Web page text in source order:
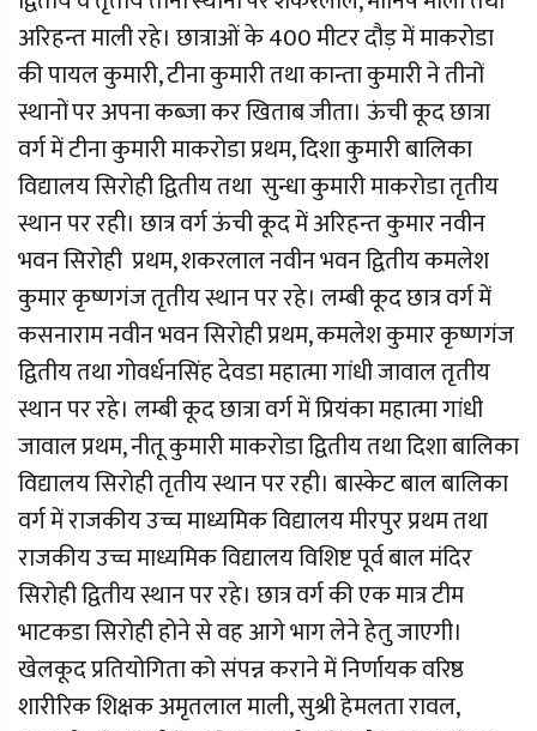
अरिहन्त माली रहे। छात्राओं के 400 मीटर दौड़ में माकरोडा
की पायल कुमारी, टीना कुमारी तथा कान्ता कुमारी ने तीनों
स्थानों पर अपना कब्जा कर खिताब जीता। ऊंची कूद छात्रा
वर्ग में टीना कुमारी माकरोडा प्रथम, दिशा कुमारी बालिका
विद्यालय सिरोही द्वितीय तथा सुन्धा कुमारी माकरोडा तृतीय
स्थान पर रही। छात्र वर्ग ऊंची कूद में अरिहन्त कुमार नवीन
भवन सिरोही प्रथम, शकरलाल नवीन भवन द्वितीय कमलेश
कुमार कृष्णगंज तृतीय स्थान पर रहे। लम्बी कूद छात्र वर्ग में
कसनाराम नवीन भवन सिरोही प्रथम, कमलेश कुमार कृष्णगंज
द्वितीय तथा गोवर्धनसिंह देवडा महात्मा गांधी जावाल तृतीय
स्थान पर रहे। लम्बी कूद छात्रा वर्ग में प्रियंका महात्मा गांधी
जावाल प्रथम, नीतू कुमारी माकरोडा द्वितीय तथा दिशा बालिका
विद्यालय सिरोही तृतीय स्थान पर रही। बास्केट बाल बालिका
वर्ग में राजकीय उच्च माध्यमिक विद्यालय मीरपुर प्रथम तथा
राजकीय उच्च माध्यमिक विद्यालय विशिष्ट पूर्व बाल मंदिर
सिरोही द्वितीय स्थान पर रहे। छात्र वर्ग की एक मात्र टीम
भाटकडा सिरोही होने से वह आगे भाग लेने हेतु जाएगी।
खेलकूद प्रतियोगिता को संपन्न कराने में निर्णायक वरिष्ठ
शारीरिक शिक्षक अमृतलाल माली, सुश्री हेमलता रावल,